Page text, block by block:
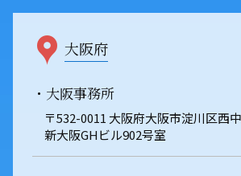
大阪府
・大阪事務所
〒532-0011 大阪府大阪市淀川区西
新大阪GHビル902号室